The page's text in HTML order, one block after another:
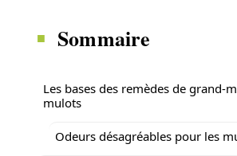
Sommaire
Les bases des remèdes de grand-
mulots
Odeurs désagréables pour les